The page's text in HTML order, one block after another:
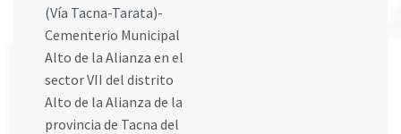
(Vía Tacna-Tarata)-
Cementerio Municipal
Alto de la Alianza en el
sector VII del distrito
Alto de la Alianza de la
provincia de Tacna del